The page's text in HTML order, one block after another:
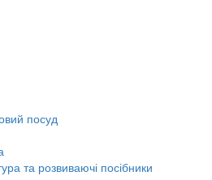
посуд
та розвиваючі посібники